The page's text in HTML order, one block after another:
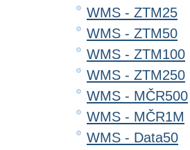
WMS - ZTM25
WMS - ZTM50
WMS - ZTM100
WMS - ZTM250
WMS - MČR500
WMS - MČR1M
WMS - Data50